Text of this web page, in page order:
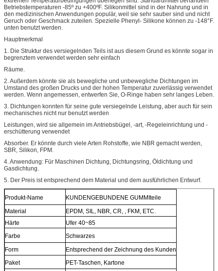
Betriebstemperaturen -85º zu +400ºF. Silikonmittel sind in der Nahrung und in
den medizinischen Anwendungen populär, weil sie sehr sauber sind und nicht
Geruch oder Geschmack zuteilen. Spezielle Phenyl- Silikone können zu -148°F.
unten benutzt werden.
Hauptmerkmal
1. Die Struktur des versiegelnden Teils ist aus diesem Grund es könnte sogar in
begrenztem verwendet werden sehr einfach
Räume.
2. Außerdem könnte sie als bewegliche und unbewegliche Dichtungen im
Umstand des großen Drucks und der hohen Temperatur zuverlässig verwendet
werden. Wenn angemessen, entwerfen Sie, O-Ringe haben sehr langes Leben.
3. Dichtungen konnten für seine gute versiegelnde Leistung, aber auch für sein
mechanisches nicht nur benutzt werden
Leistungen, wird sie allgemein im Antriebsbügel, -art, -Regeleinrichtung und -
erschütterung verwendet
Absorber. Er könnte durch viele Arten Rohstoffe, wie NBR gemacht werden,
SBR, Silikon, FPM.
4. Anwendung: Für Maschinen Dichtung, Dichtungsring, Öldichtung und
Gasdichtung.
5. Der Preis ist entsprechend dem Material und dem ausführlichen Entwurf.
Produkt-Name
KUNDENGEBUNDENE GUMMIteile
Material
EPDM, SIL, NBR, CR, , FKM, ETC.
Härte
Ufer 40~85
Farbe
Schwarzes
Form
Entsprechend der Zeichnung des Kunden
Paket
PET-Taschen, Kartone